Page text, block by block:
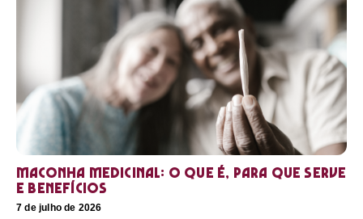
Maconha medicinal: O que é, para que serve
e benefícios
7 de julho de 2026